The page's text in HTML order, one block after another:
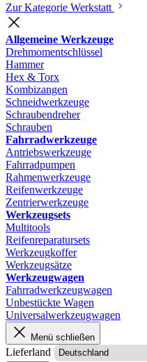
Zur Kategorie Werkstatt
Allgemeine Werkzeuge
Drehmomentschlüssel
Hammer
Hex & Torx
Kombizangen
Schneidwerkzeuge
Schraubendreher
Schrauben
Fahrradwerkzeuge
Antriebswerkzeuge
Fahrradpumpen
Rahmenwerkzeuge
Reifenwerkzeuge
Zentrierwerkzeuge
Werkzeugsets
Multitools
Reifenreparatursets
Werkzeugkoffer
Werkzeugsätze
Werkzeugwagen
Fahrradwerkzeugwagen
Unbestückte Wagen
Universalwerkzeugwagen
Menü schließen
Lieferland